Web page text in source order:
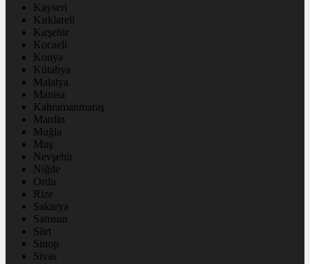
Kayseri
Kırklareli
Kırşehir
Kocaeli
Konya
Kütahya
Malatya
Manisa
Kahramanmaraş
Mardin
Muğla
Muş
Nevşehir
Niğde
Ordu
Rize
Sakarya
Samsun
Siirt
Sinop
Sivas